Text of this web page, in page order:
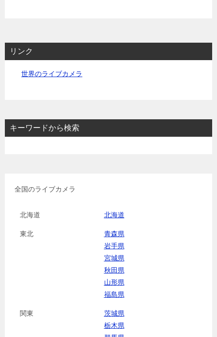
リンク
世界のライブカメラ
キーワードから検索
全国のライブカメラ
北海道 北海道
東北
青森県
岩手県
宮城県
秋田県
山形県
福島県
関東
茨城県
栃木県